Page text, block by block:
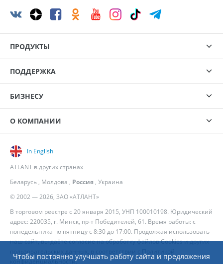
Чтобы постоянно улучшать работу сайта и предложения
ПРОДУКТЫ
ПОДДЕРЖКА
БИЗНЕСУ
О КОМПАНИИ
© 2002 — 2026, ЗАО «АТЛАНТ»
В торговом реестре с 20 января 2015, УНП 100010198. Юридический
адрес: 220035, г. Минск, пр-т Победителей, 61. Время работы: с
понедельника по пятницу с 8:30 до 17:00. Продолжая использовать
наш сайт, вы даёте согласие на обработку файлов Cookies и других
конфиденциальности.
In English
ATLANT в других странах
Беларусь , Молдова , Россия , Украина